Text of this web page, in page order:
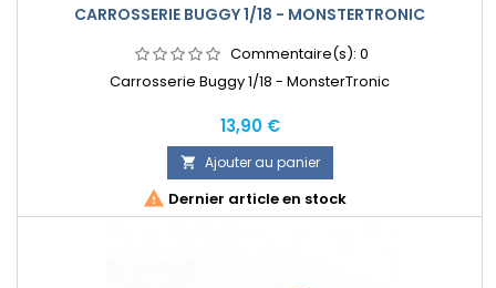
CARROSSERIE BUGGY 1/18 - MONSTERTRONIC
Commentaire(s): 0
Carrosserie Buggy 1/18 - MonsterTronic
Prix
13,90 €
 Ajouter au panier
 Dernier article en stock